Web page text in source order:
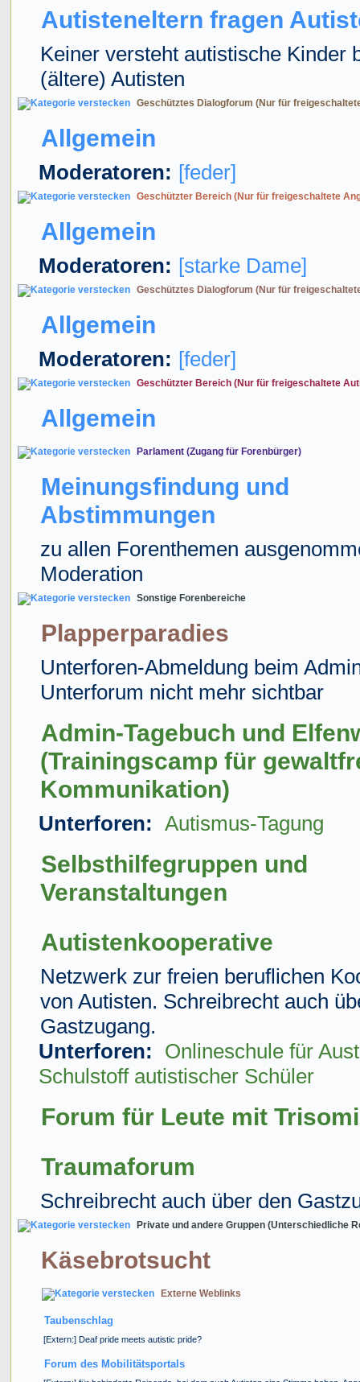
Autisteneltern fragen
Keiner versteht autistische Kinder
(ältere) Autisten
Geschütztes Dialogforum (Nur für
Allgemein
Moderatoren: [feder]
Geschützter Bereich (Nur für freigeschaltete
Allgemein
Moderatoren: [starke Dame]
Geschütztes Dialogforum (Nur für
Allgemein
Moderatoren: [feder]
Geschützter Bereich (Nur für freigeschaltete
Allgemein
Parlament (Zugang für Forenbürger)
Meinungsfindung und
Abstimmungen
zu allen Forenthemen
Moderation
Sonstige Forenbereiche
Plapperparadies
Unterforen-Abmeldung beim
Unterforum nicht mehr sichtbar
Admin-Tagebuch und
(Trainingscamp für
Kommunikation)
Unterforen: Autismus-Tagung
Selbsthilfegruppen und
Veranstaltungen
Autistenkooperative
Netzwerk zur freien beruflichen
von Autisten. Schreibrecht auch
Gastzugang.
Unterforen: Onlineschule für
Schulstoff autistischer Schüler
Forum für Leute mit
Traumaforum
Schreibrecht auch über den
Private und andere Gruppen (Unterschiedliche
Käsebrotsucht
Externe Weblinks
Taubenschlag
[Extern:] Deaf pride meets autistic pride?
Forum des Mobilitätsportals